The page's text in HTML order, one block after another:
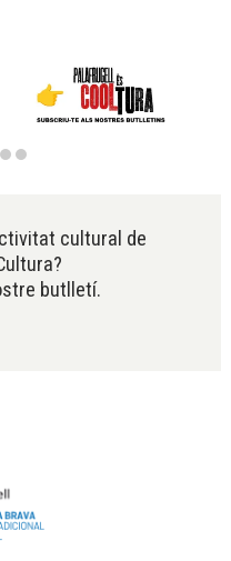
cultural de
butlletí.